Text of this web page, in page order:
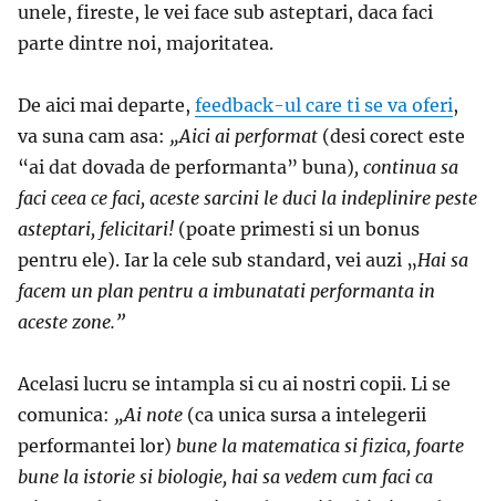
unele, fireste, le vei face sub asteptari, daca faci
parte dintre noi, majoritatea.
De aici mai departe, feedback-ul care ti se va oferi,
va suna cam asa: „Aici ai performat (desi corect este
“ai dat dovada de performanta” buna), continua sa
faci ceea ce faci, aceste sarcini le duci la indeplinire peste
asteptari, felicitari! (poate primesti si un bonus
pentru ele). Iar la cele sub standard, vei auzi „Hai sa
facem un plan pentru a imbunatati performanta in
aceste zone.”
Acelasi lucru se intampla si cu ai nostri copii. Li se
comunica: „Ai note (ca unica sursa a intelegerii
performantei lor) bune la matematica si fizica, foarte
bune la istorie si biologie, hai sa vedem cum faci ca